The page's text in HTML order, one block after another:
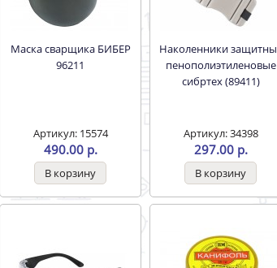
Маска сварщика БИБЕР
96211
Артикул: 15574
490.00 р.
Наколенники защитные
пенополиэтиленовые
сибртех (89411)
Артикул: 34398
297.00 р.